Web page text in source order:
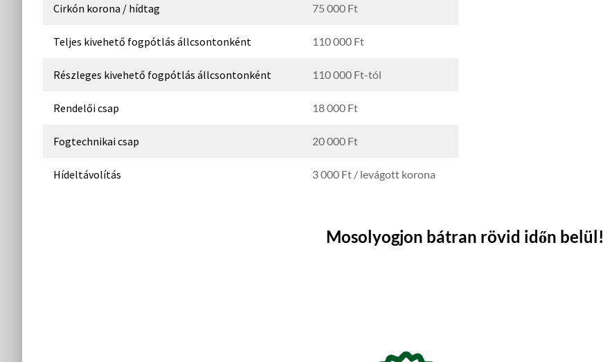
Cirkón korona / hídtag 75 000 Ft
Teljes kivehető fogpótlás állcsontonként 110 000 Ft
Részleges kivehető fogpótlás állcsontonként 110 000 Ft-tól
Rendelői csap 18 000 Ft
Fogtechnikai csap 20 000 Ft
Hídeltávolítás 3 000 Ft / levágott korona
Mosolyogjon bátran rövid időn belül!